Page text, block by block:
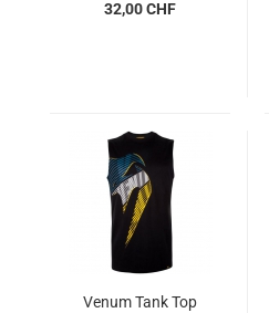
32,00 CHF
Venum Tank Top